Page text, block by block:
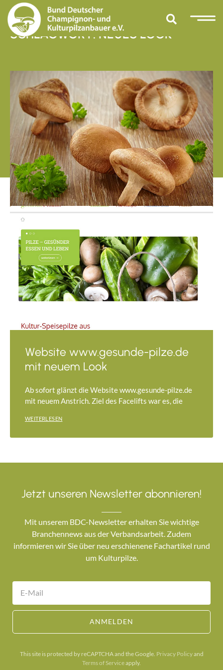
SCHLAGWORT: NEUES LOOK
Website www.gesunde-pilze.de
mit neuem Look
Ab sofort glänzt die Website www.gesunde-pilze.de
mit neuem Anstrich. Ziel des Facelifts war es, die
WEITERLESEN
Jetzt unseren Newsletter abonnieren!
Mit unserem BDC-Newsletter erhalten Sie wichtige
Branchennews aus der Verbandsarbeit. Zudem
informieren wir Sie über neu erschienene Fachartikel rund
um Kulturpilze.
ANMELDEN
This site is protected by reCAPTCHA and the Google. Privacy Policyand
Terms of Serviceapply.